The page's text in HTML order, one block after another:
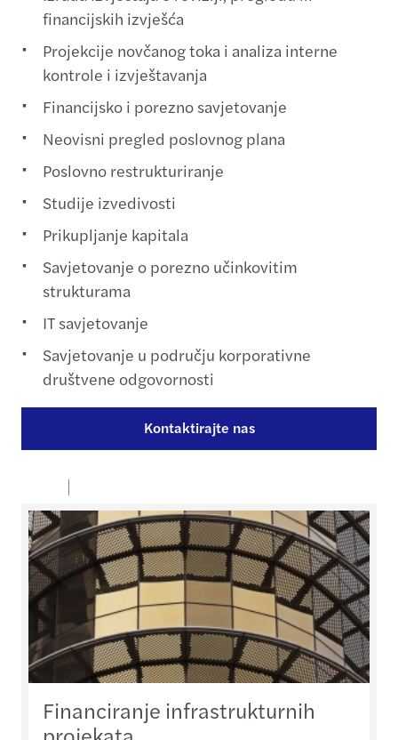
financijskih izvješća
Projekcije novčanog toka i analiza interne
kontrole i izvještavanja
Financijsko i porezno savjetovanje
Neovisni pregled poslovnog plana
Poslovno restrukturiranje
Studije izvedivosti
Prikupljanje kapitala
Savjetovanje o porezno učinkovitim
strukturama
IT savjetovanje
Savjetovanje u području korporativne
društvene odgovornosti
Kontaktirajte nas
Financiranje infrastrukturnih